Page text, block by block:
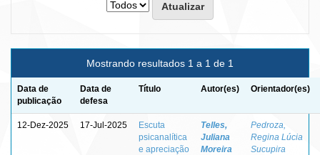
Mostrando resultados 1 a 1 de 1
Data de
publicação
Data de
defesa
Título Autor(es) Orientador(es)
12-Dez-2025 17-Jul-2025
Escuta
psicanalítica
e apreciação
Telles,
Juliana
Moreira
Pedroza,
Regina Lúcia
Sucupira